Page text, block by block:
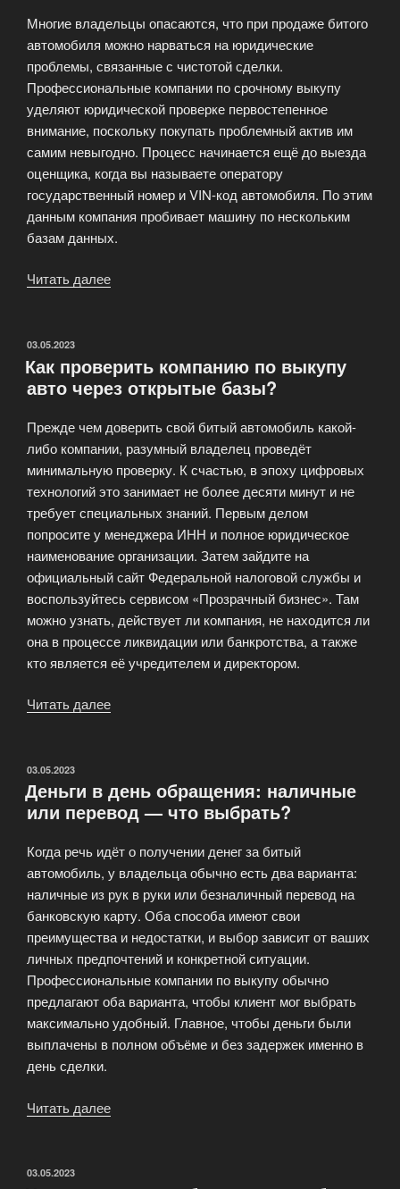
Многие владельцы опасаются, что при продаже битого
автомобиля можно нарваться на юридические
проблемы, связанные с чистотой сделки.
Профессиональные компании по срочному выкупу
уделяют юридической проверке первостепенное
внимание, поскольку покупать проблемный актив им
самим невыгодно. Процесс начинается ещё до выезда
оценщика, когда вы называете оператору
государственный номер и VIN-код автомобиля. По этим
данным компания пробивает машину по нескольким
базам данных.
Читать далее
ОПУБЛИКОВАНО
03.05.2023
Как проверить компанию по выкупу
авто через открытые базы?
Прежде чем доверить свой битый автомобиль какой-
либо компании, разумный владелец проведёт
минимальную проверку. К счастью, в эпоху цифровых
технологий это занимает не более десяти минут и не
требует специальных знаний. Первым делом
попросите у менеджера ИНН и полное юридическое
наименование организации. Затем зайдите на
официальный сайт Федеральной налоговой службы и
воспользуйтесь сервисом «Прозрачный бизнес». Там
можно узнать, действует ли компания, не находится ли
она в процессе ликвидации или банкротства, а также
кто является её учредителем и директором.
Читать далее
выкупу
авто
открытые
базы?»
ОПУБЛИКОВАНО
03.05.2023
Деньги в день обращения: наличные
или перевод — что выбрать?
Когда речь идёт о получении денег за битый
автомобиль, у владельца обычно есть два варианта:
наличные из рук в руки или безналичный перевод на
банковскую карту. Оба способа имеют свои
преимущества и недостатки, и выбор зависит от ваших
личных предпочтений и конкретной ситуации.
Профессиональные компании по выкупу обычно
предлагают оба варианта, чтобы клиент мог выбрать
максимально удобный. Главное, чтобы деньги были
выплачены в полном объёме и без задержек именно в
день сделки.
Читать далее
ОПУБЛИКОВАНО
03.05.2023